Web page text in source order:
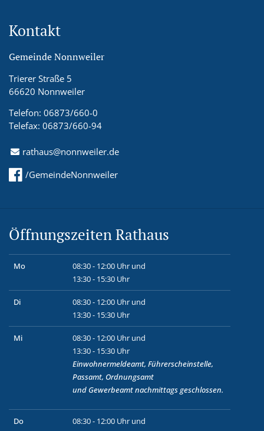
Kontakt
Gemeinde Nonnweiler
Trierer Straße 5
66620 Nonnweiler
Telefon: 06873/660-0
Telefax: 06873/660-94
rathaus@nonnweiler.de
/GemeindeNonnweiler
Öffnungszeiten Rathaus
Mo
08:30 - 12:00 Uhr und
13:30 - 15:30 Uhr
Di
08:30 - 12:00 Uhr und
13:30 - 15:30 Uhr
Mi
08:30 - 12:00 Uhr und
13:30 - 15:30 Uhr
Einwohnermeldeamt, Führerscheinstelle,
Passamt, Ordnungsamt
und Gewerbeamtnachmittags geschlossen.
Do
08:30 - 12:00 Uhr und